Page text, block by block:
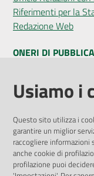
Riferimenti per la
Redazione Web
ONERI DI
Amministrazione
Pubblicità legale
Privacy Policy
Attuazione Misure
Liste di Attesa
Usiamo i
Questo sito utilizza i
garantire un miglior
raccogliere
anche cookie di
profilazione puoi